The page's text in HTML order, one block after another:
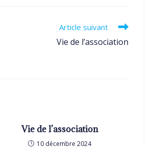
Article suivant
Vie de l’association
Vie de l’association
10 décembre 2024